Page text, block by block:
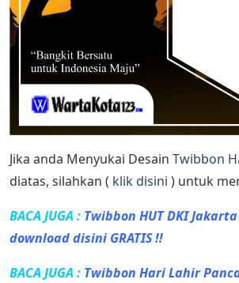
Jika anda Menyukai Desain Twibbon
diatas, silahkan ( klik disini ) untuk
BACA JUGA : Twibbon HUT DKI
download disini GRATIS !!
BACA JUGA : Twibbon Hari Lahir